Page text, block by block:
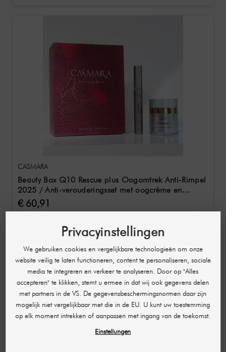
CASMARA
Beauty Box Q10 Rescue plus Oogomtrek Anti-Rimpel
2025 / Anti-verouderingsset met oogcrème en
gezichtscrème
€ 60,91
Privacyinstellingen
We gebruiken cookies en vergelijkbare technologieën om onze
website veilig te laten functioneren, content te personaliseren, sociale
media te integreren en verkeer te analyseren. Door op "Alles
accepteren" te klikken, stemt u ermee in dat wij ook gegevens delen
met partners in de VS. De gegevensbeschermingsnormen daar zijn
mogelijk niet vergelijkbaar met die in de EU. U kunt uw toestemming
op elk moment intrekken of aanpassen met ingang van de toekomst.
Einstellungen